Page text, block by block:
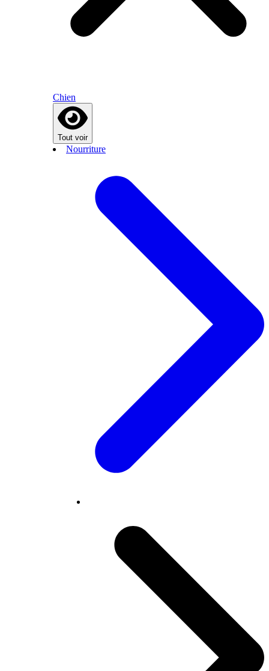
Chien
Tout voir
Nourriture